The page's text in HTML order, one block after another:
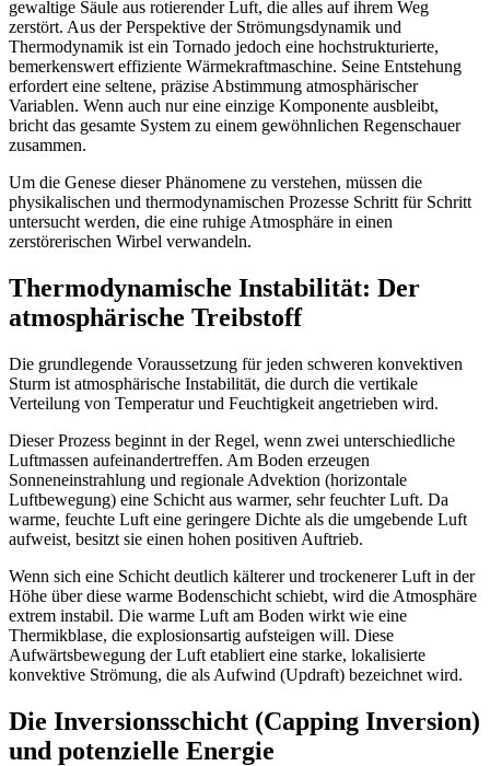
gewaltige Säule aus rotierender Luft, die alles auf ihrem Weg
zerstört. Aus der Perspektive der Strömungsdynamik und
Thermodynamik ist ein Tornado jedoch eine hochstrukturierte,
bemerkenswert effiziente Wärmekraftmaschine. Seine Entstehung
erfordert eine seltene, präzise Abstimmung atmosphärischer
Variablen. Wenn auch nur eine einzige Komponente ausbleibt,
bricht das gesamte System zu einem gewöhnlichen Regenschauer
zusammen.
Um die Genese dieser Phänomene zu verstehen, müssen die
physikalischen und thermodynamischen Prozesse Schritt für Schritt
untersucht werden, die eine ruhige Atmosphäre in einen
zerstörerischen Wirbel verwandeln.
Thermodynamische Instabilität: Der
atmosphärische Treibstoff
Die grundlegende Voraussetzung für jeden schweren konvektiven
Sturm ist atmosphärische Instabilität, die durch die vertikale
Verteilung von Temperatur und Feuchtigkeit angetrieben wird.
Dieser Prozess beginnt in der Regel, wenn zwei unterschiedliche
Luftmassen aufeinandertreffen. Am Boden erzeugen
Sonneneinstrahlung und regionale Advektion (horizontale
Luftbewegung) eine Schicht aus warmer, sehr feuchter Luft. Da
warme, feuchte Luft eine geringere Dichte als die umgebende Luft
aufweist, besitzt sie einen hohen positiven Auftrieb.
Wenn sich eine Schicht deutlich kälterer und trockenerer Luft in der
Höhe über diese warme Bodenschicht schiebt, wird die Atmosphäre
extrem instabil. Die warme Luft am Boden wirkt wie eine
Thermikblase, die explosionsartig aufsteigen will. Diese
Aufwärtsbewegung der Luft etabliert eine starke, lokalisierte
konvektive Strömung, die als Aufwind (Updraft) bezeichnet wird.
Die Inversionsschicht (Capping Inversion)
und potenzielle Energie